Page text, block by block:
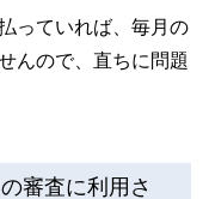
っていれば、毎月の
んので、直ちに問題
審査に利用さ